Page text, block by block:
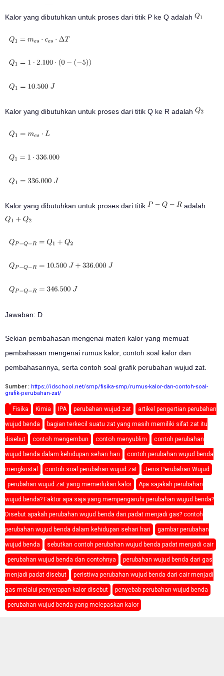
Kalor yang dibutuhkan untuk proses dari titik P ke Q adalah
Kalor yang dibutuhkan untuk proses dari titik Q ke R adalah
Kalor yang dibutuhkan untuk proses dari titik adalah
Jawaban: D
Sekian pembahasan mengenai materi kalor yang memuat
pembahasan mengenai rumus kalor, contoh soal kalor dan
pembahasannya, serta contoh soal grafik perubahan wujud zat.
Sumber : https://idschool.net/smp/fisika-smp/rumus-kalor-dan-contoh-soal-
grafik-perubahan-zat/
Fisika Kimia IPA perubahan wujud zat artikel pengertian perubahan
wujud benda bagian terkecil suatu zat yang masih memiliki sifat zat itu
disebut contoh mengembun contoh menyublim contoh perubahan
wujud benda dalam kehidupan sehari hari contoh perubahan wujud benda
mengkristal contoh soal perubahan wujud zat Jenis Perubahan Wujud
perubahan wujud zat yang memerlukan kalor Apa sajakah perubahan
wujud benda? Faktor apa saja yang mempengaruhi perubahan wujud benda?
Disebut apakah perubahan wujud benda dari padat menjadi gas? contoh
perubahan wujud benda dalam kehidupan sehari hari gambar perubahan
wujud benda sebutkan contoh perubahan wujud benda padat menjadi cair
perubahan wujud benda dan contohnya perubahan wujud benda dari gas
menjadi padat disebut peristiwa perubahan wujud benda dari cair menjadi
gas melalui penyerapan kalor disebut penyebab perubahan wujud benda
perubahan wujud benda yang melepaskan kalor